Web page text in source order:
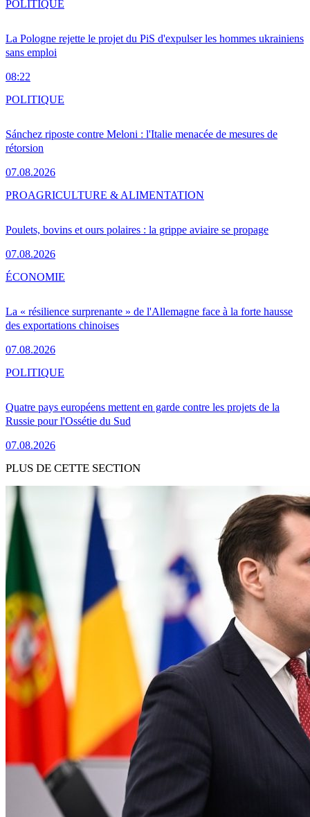
La Pologne rejette le projet du PiS d'expulser les hommes ukrainiens
sans emploi
08:22
POLITIQUE
Sánchez riposte contre Meloni : l'Italie menacée de mesures de
rétorsion
07.08.2026
POLITIQUE
Poulets, bovins et ours polaires : la grippe aviaire se propage
07.08.2026
PROAGRICULTURE & ALIMENTATION
La « résilience surprenante » de l'Allemagne face à la forte hausse
des exportations chinoises
07.08.2026
ÉCONOMIE
Quatre pays européens mettent en garde contre les projets de la
Russie pour l'Ossétie du Sud
07.08.2026
POLITIQUE
PLUS DE CETTE SECTION